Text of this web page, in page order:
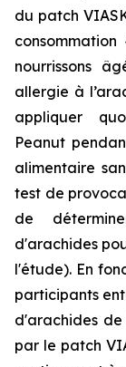
du patch
nourrissons
allergie à
appliquer
Peanut
alimentaire
test de
de
d'arachides
l'étude). En
participants
d'arachides de
par le patch